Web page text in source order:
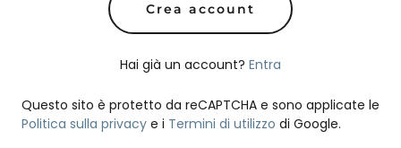
Crea account
Hai già un account? Entra
Questo sito è protetto da reCAPTCHA e sono applicate le
Politica sulla privacy e i Termini di utilizzo di Google.